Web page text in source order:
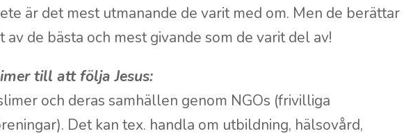
är det mest utmanande de varit med om. Men de berättar
av de bästa och mest givande som de varit del av!
till att följa Jesus:
och deras samhällen genom NGOs (frivilliga
Det kan tex. handla om utbildning, hälsovård,